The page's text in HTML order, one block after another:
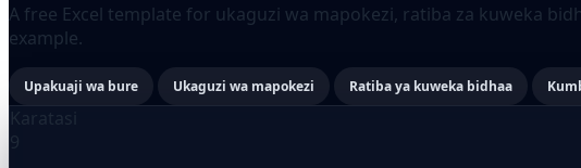
A free Excel template for ukaguzi wa mapokezi, ratiba za kuweka
example.
Upakuaji wa bure Ukaguzi wa mapokezi Ratiba ya kuweka bidhaa
Karatasi
9